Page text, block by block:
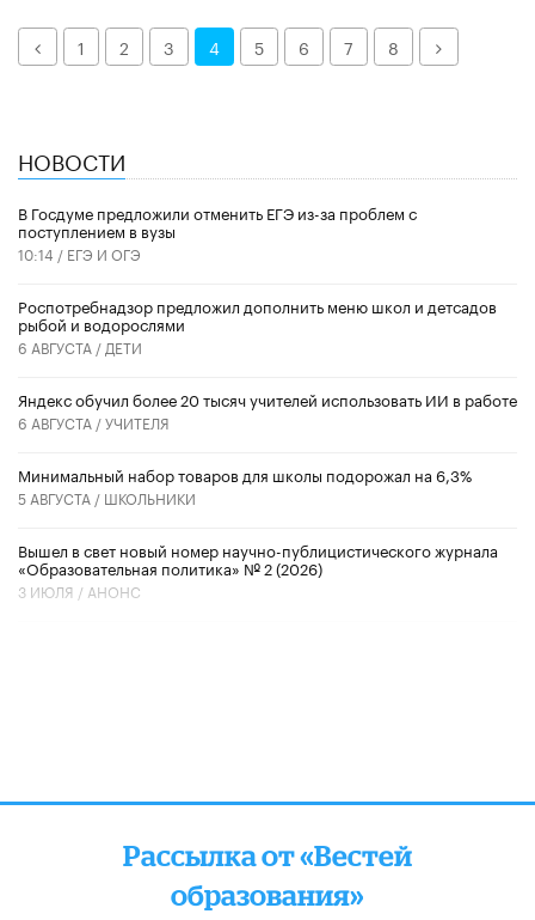
Назад1 2 3 4 5 6 7 8 Далее
НОВОСТИ
В Госдуме предложили отменить ЕГЭ из-за проблем с
поступлением в вузы
10:14 / ЕГЭ И ОГЭ
Роспотребнадзор предложил дополнить меню школ и детсадов
рыбой и водорослями
6 АВГУСТА / ДЕТИ
​Яндекс обучил более 20 тысяч учителей использовать ИИ в работе
6 АВГУСТА /УЧИТЕЛЯ
Минимальный набор товаров для школы подорожал на 6,3%
5 АВГУСТА / ШКОЛЬНИКИ
Вышел в свет новый номер научно-публицистического журнала
«Образовательная политика» № 2 (2026)
3 ИЮЛЯ / АНОНС
Рассылка от «Вестей
образования»